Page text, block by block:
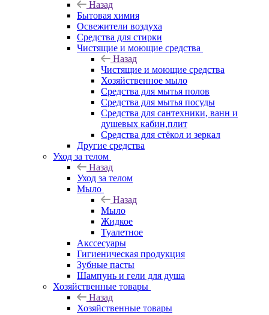
Назад
Бытовая химия
Освежители воздуха
Средства для стирки
Чистящие и моющие средства
Назад
Чистящие и моющие средства
Хозяйственное мыло
Средства для мытья полов
Средства для мытья посуды
Средства для сантехники, ванн и
душевых кабин,плит
Средства для стёкол и зеркал
Другие средства
Уход за телом
Назад
Уход за телом
Мыло
Назад
Мыло
Жидкое
Туалетное
Акссесуары
Гигиеническая продукция
Зубные пасты
Шампунь и гели для душа
Хозяйственные товары
Назад
Хозяйственные товары